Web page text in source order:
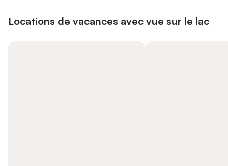
Locations de vacances avec vue sur le lac